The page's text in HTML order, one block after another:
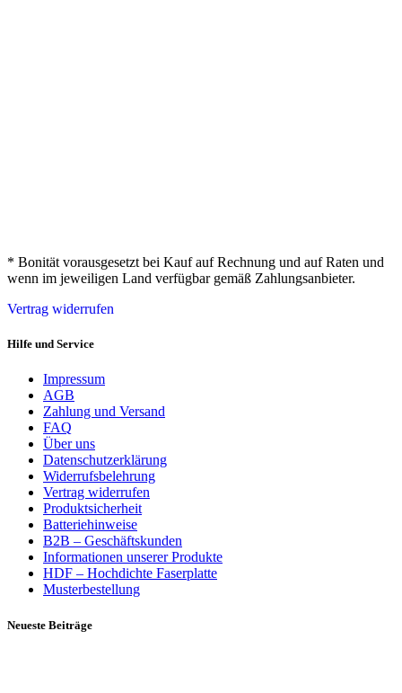
* Bonität vorausgesetzt bei Kauf auf Rechnung und auf Raten und
wenn im jeweiligen Land verfügbar gemäß Zahlungsanbieter.
Vertrag widerrufen
Hilfe und Service
Impressum
AGB
Zahlung und Versand
FAQ
Über uns
Datenschutzerklärung
Widerrufsbelehrung
Vertrag widerrufen
Produktsicherheit
Batteriehinweise
B2B – Geschäftskunden
Informationen unserer Produkte
HDF – Hochdichte Faserplatte
Musterbestellung
Neueste Beiträge